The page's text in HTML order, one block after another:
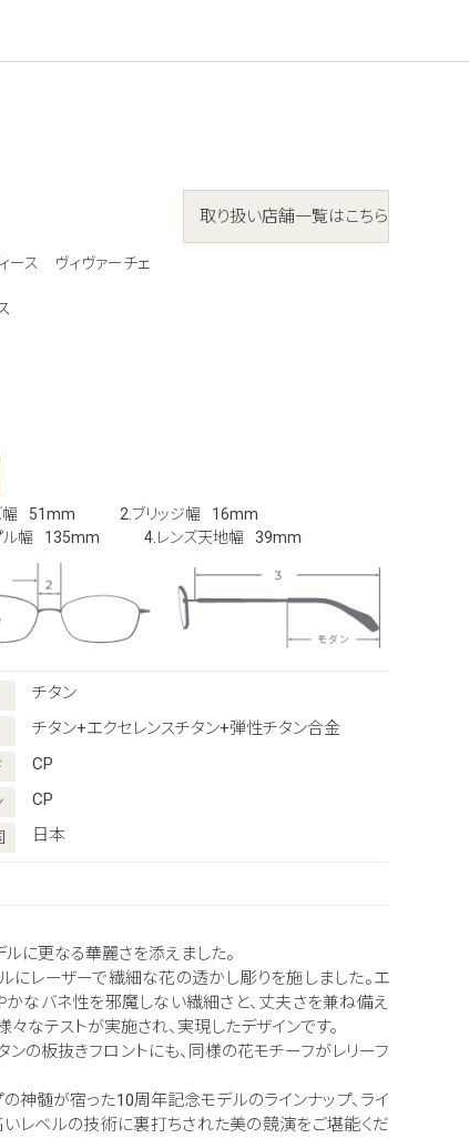
取り扱い店舗一覧はこちら
ース ヴィヴァーチェ
幅 51mm 2.ブリッジ幅
16mm
ル幅
135mm 4.レンズ天地幅 39mm
チタン
チタン+エクセレンスチタン+弾性チタン合金
CP
CP
日本
に更なる華麗さを添えました。
にレーザーで繊細な花の透かし彫りを施しました。エ
かなバネ性を邪魔しない繊細さと、丈夫さを兼ね備え
なテストが実施され、実現したデザインです。
ンの板抜きフロントにも、同様の花モチーフがレリーフ
の神髄が宿った10周年記念モデルのラインナップ、ライ
いレベルの技術に裏打ちされた美の競演をご堪能くだ